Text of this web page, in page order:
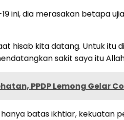
ini, dia merasakan betapa
hisab kita datang. Untuk
sakit saya itu
PPDP Lemong Gelar
batas ikhtiar, kekuatan